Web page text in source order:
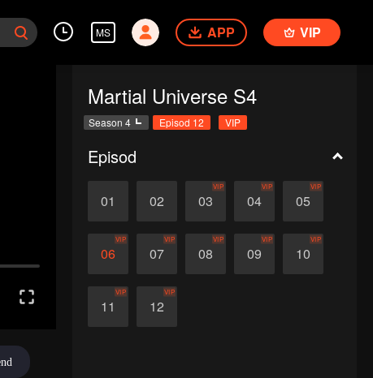
MS APP VIP
Martial Universe S4
Season 4 Episod 12 VIP
Episod
01 02 03
VIP
04
VIP
05
VIP
06
VIP
07
VIP
08
VIP
09
VIP
10
VIP
11
VIP
12
VIP